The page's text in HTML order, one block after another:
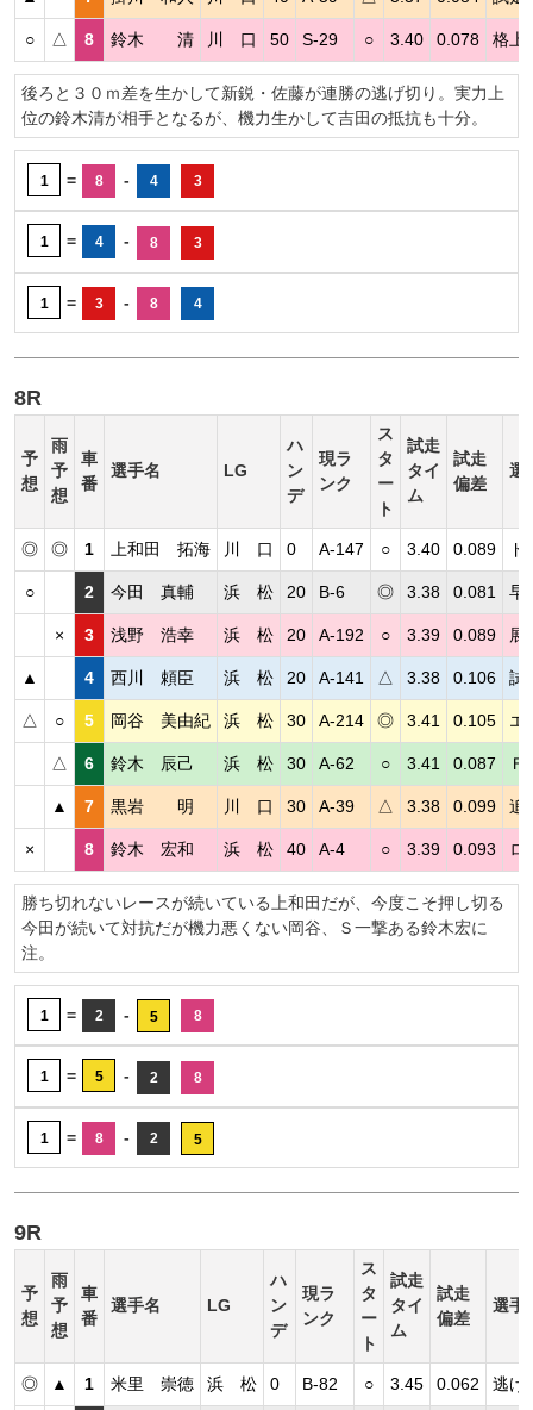
○ △ 8 鈴木 清 川 口 50 S-29 ○ 3.40 0.078 格上
後ろと３０ｍ差を生かして新鋭・佐藤が連勝の逃げ切り。実力上
位の鈴木清が相手となるが、機力生かして吉田の抵抗も十分。
1 = 8 - 4 3
1 = 4 - 8 3
1 = 3 - 8 4
8R
予
想
雨
予
想
車
番
選手名 LG
ハ
ン
デ
現ラ
ンク
ス
タ
ー
ト
試走
タイ
ム
試走
偏差
選
◎ ◎ 1 上和田 拓海 川 口 0 A-147 ○ 3.40 0.089
○ 2 今田 真輔 浜 松 20 B-6 ◎ 3.38 0.081 早
× 3 浅野 浩幸 浜 松 20 A-192 ○ 3.39 0.089 展
▲ 4 西川 頼臣 浜 松 20 A-141 △ 3.38 0.106 試
△ ○ 5 岡谷 美由紀 浜 松 30 A-214 ◎ 3.41 0.105 エ
△ 6 鈴木 辰己 浜 松 30 A-62 ○ 3.41 0.087
▲ 7 黒岩 明 川 口 30 A-39 △ 3.38 0.099 追
× 8 鈴木 宏和 浜 松 40 A-4 ○ 3.39 0.093 ロ
勝ち切れないレースが続いている上和田だが、今度こそ押し切る
今田が続いて対抗だが機力悪くない岡谷、Ｓ一撃ある鈴木宏に
注。
1 = 2 - 5 8
1 = 5 - 2 8
1 = 8 - 2 5
9R
予
想
雨
予
想
車
番
選手名 LG
ハ
ン
デ
現ラ
ンク
ス
タ
ー
ト
試走
タイ
ム
試走
偏差
選手
◎ ▲ 1 米里 崇徳 浜 松 0 B-82 ○ 3.45 0.062 逃げ